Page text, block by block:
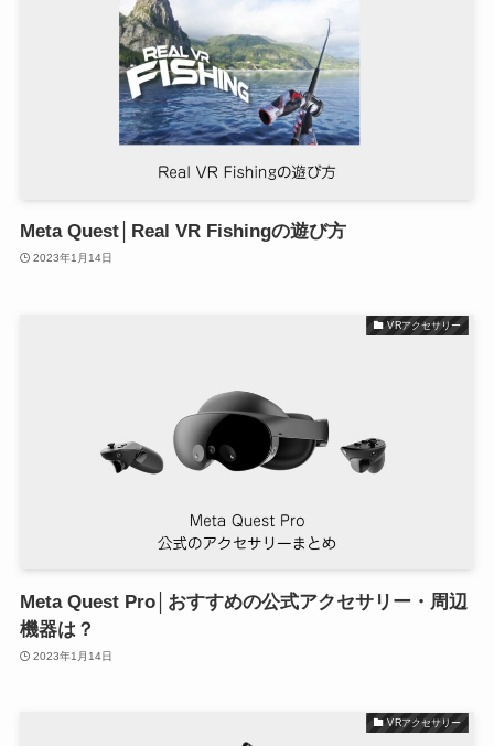
Meta Quest│Real VR Fishingの遊び方
2023年1月14日
VRアクセサリー
Meta Quest Pro│おすすめの公式アクセサリー・周辺
機器は？
2023年1月14日
VRアクセサリー